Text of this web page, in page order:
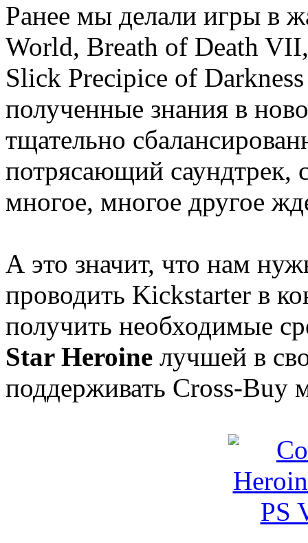
Ранее мы делали игры в
World, Breath of Death
Slick Precipice of
полученные знания в
тщательно
потрясающий саундтрек,
многое, многое другое
А это значит, что нам
проводить Kickstarter в
получить необходимые
Star Heroine лучшей в
поддерживать Cross-Buy